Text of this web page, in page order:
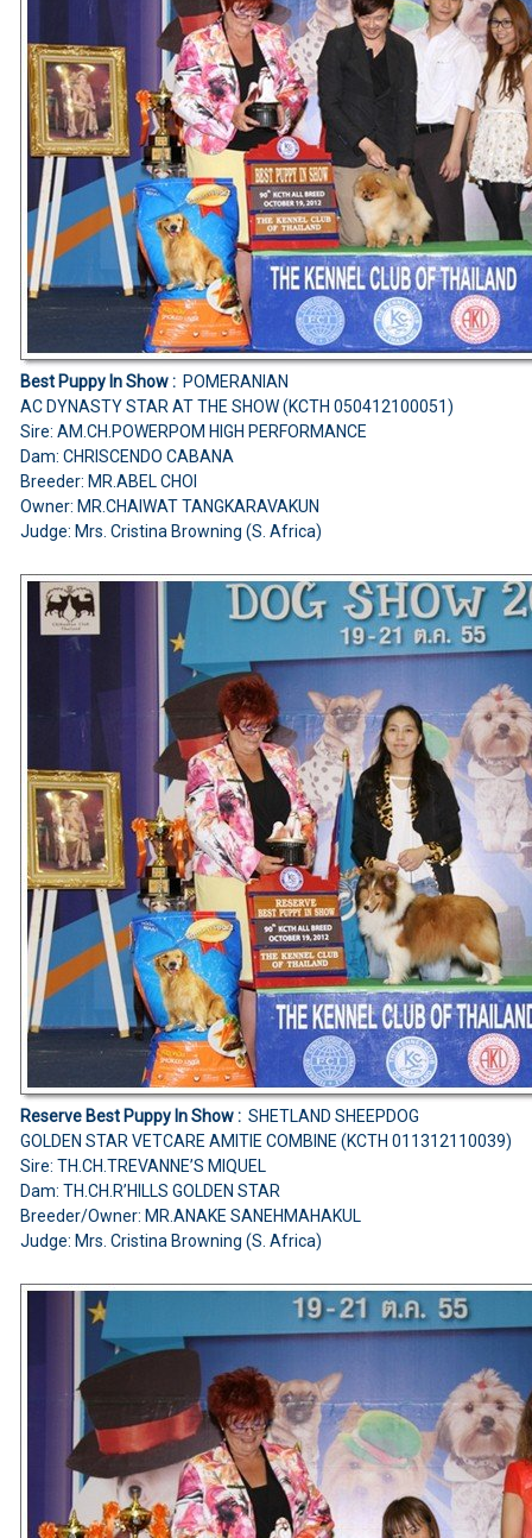
Best Puppy In Show : POMERANIAN
AC DYNASTY STAR AT THE SHOW (KCTH 050412100051)
Sire: AM.CH.POWERPOM HIGH PERFORMANCE
Dam: CHRISCENDO CABANA
Breeder: MR.ABEL CHOI
Owner: MR.CHAIWAT TANGKARAVAKUN
Judge: Mrs. Cristina Browning (S. Africa)
Reserve Best Puppy In Show : SHETLAND SHEEPDOG
GOLDEN STAR VETCARE AMITIE COMBINE (KCTH 011312110039)
Sire: TH.CH.TREVANNE’S MIQUEL
Dam: TH.CH.R’HILLS GOLDEN STAR
Breeder/Owner: MR.ANAKE SANEHMAHAKUL
Judge: Mrs. Cristina Browning (S. Africa)